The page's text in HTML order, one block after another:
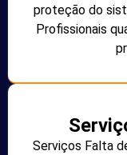
proteção do
Profissionais
Serviços Falta